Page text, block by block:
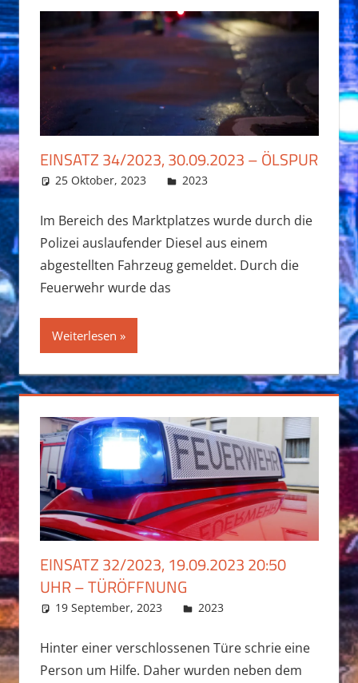
EINSATZ 34/2023, 30.09.2023 – ÖLSPUR
25 Oktober, 2023 Fabian Funk
2023
Im Bereich des Marktplatzes wurde durch die
Polizei auslaufender Diesel aus einem
abgestellten Fahrzeug gemeldet. Durch die
Feuerwehr wurde das
Weiterlesen
EINSATZ 32/2023, 19.09.2023 20:50
UHR – TÜRÖFFNUNG
19 September, 2023 Daniel Fuchs
2023
Hinter einer verschlossenen Türe schrie eine
Person um Hilfe. Daher wurden neben dem